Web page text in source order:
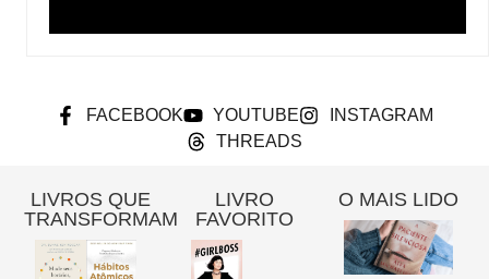
FACEBOOK YOUTUBE
INSTAGRAM
THREADS
LIVROS QUE
TRANSFORMAM
LIVRO
FAVORITO
O MAIS LIDO